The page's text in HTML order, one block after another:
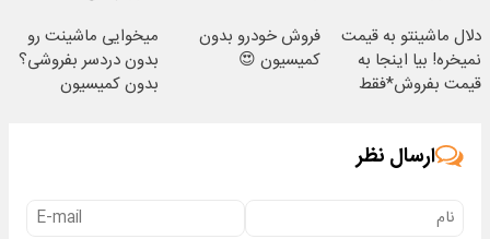
دلال ماشینتو به قیمت
نمیخره! بیا اینجا به
قیمت بفروش*فقط
فروش خودرو بدون
کمیسیون 😍
میخوایی ماشینت رو
بدون دردسر بفروشی؟
بدون کمیسیون
ارسال نظر